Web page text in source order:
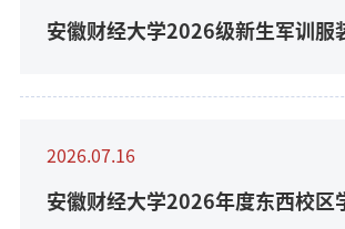
安徽财经大学2026级新生军训服
2026.07.16
安徽财经大学2026年度东西校区